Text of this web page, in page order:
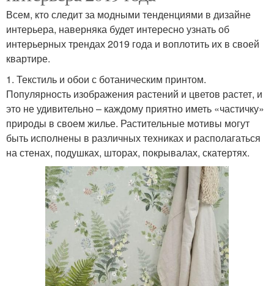
Всем, кто следит за модными тенденциями в дизайне
интерьера, наверняка будет интересно узнать об
интерьерных трендах 2019 года и воплотить их в своей
квартире.
1. Текстиль и обои с ботаническим принтом.
Популярность изображения растений и цветов растет, и
это не удивительно – каждому приятно иметь «частичку»
природы в своем жилье. Растительные мотивы могут
быть исполнены в различных техниках и располагаться
на стенах, подушках, шторах, покрывалах, скатертях.